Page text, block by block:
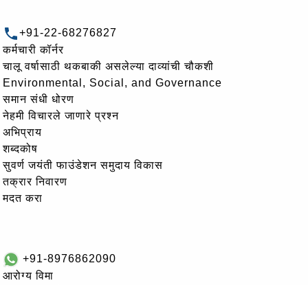
+91-22-68276827
कर्मचारी कॉर्नर
चालू वर्षासाठी थकबाकी असलेल्या दाव्यांची चौकशी
Environmental, Social, and Governance
समान संधी धोरण
नेहमी विचारले जाणारे प्रश्न
अभिप्राय
शब्दकोष
सुवर्ण जयंती फाउंडेशन समुदाय विकास
तक्रार निवारण
मदत करा
+91-8976862090
आरोग्य विमा